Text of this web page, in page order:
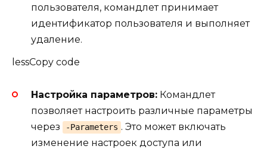
пользователя, командлет принимает
идентификатор пользователя и выполняет
удаление.
lessCopy code
Настройка параметров: Командлет
позволяет настроить различные параметры
через
-Parameters . Это может включать
изменение настроек доступа или